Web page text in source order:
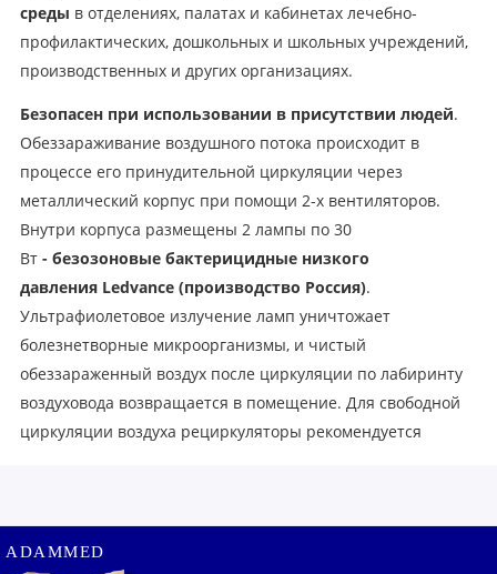
среды в отделениях, палатах и кабинетах лечебно-
профилактических, дошкольных и школьных учреждений,
производственных и других организациях.
Безопасен при использовании в присутствии людей.
Обеззараживание воздушного потока происходит в
процессе его принудительной циркуляции через
металлический корпус при помощи 2-х вентиляторов.
Внутри корпуса размещены 2 лампы по 30
Вт - безозоновые бактерицидные низкого
давления Ledvance (производство Россия).
Ультрафиолетовое излучение ламп уничтожает
болезнетворные микроорганизмы, и чистый
обеззараженный воздух после циркуляции по лабиринту
воздуховода возвращается в помещение. Для свободной
циркуляции воздуха рециркуляторы рекомендуется
нанесением экологически чистой полимерно-порошковой
краски. Рециркуляторы отличаются виброустойчивостью
ADAMMED